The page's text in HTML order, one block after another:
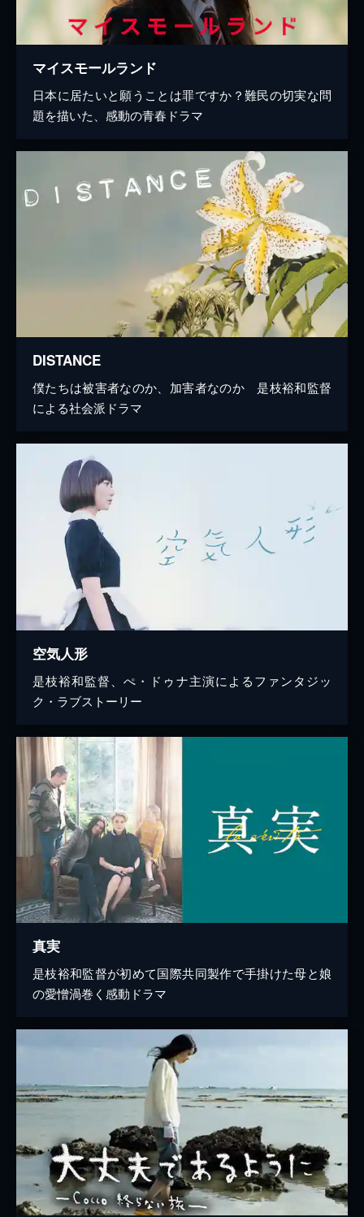
マイスモールランド
日本に居たいと願うことは罪ですか？難民の切実な問
題を描いた、感動の青春ドラマ
DISTANCE
僕たちは被害者なのか、加害者なのか 是枝裕和監督
による社会派ドラマ
空気人形
是枝裕和監督、ぺ・ドゥナ主演によるファンタジッ
ク・ラブストーリー
真実
是枝裕和監督が初めて国際共同製作で手掛けた母と娘
の愛憎渦巻く感動ドラマ